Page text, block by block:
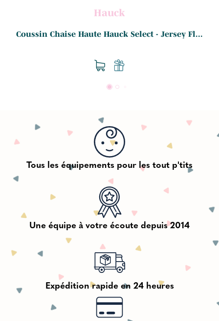
Hauck
Coussin Chaise Haute Hauck Select - Jersey Fl...
Tous les équipements pour les tout p'tits
Une équipe à votre écoute depuis 2014
Expédition rapide en 24 heures